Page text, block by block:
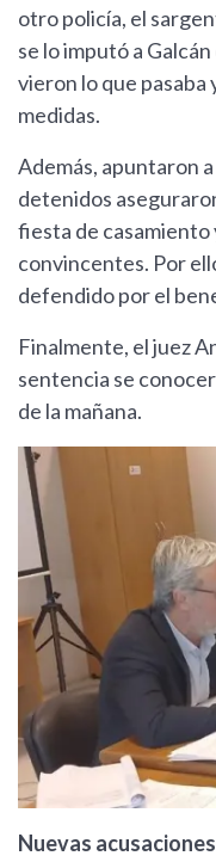
otro policía, el
se lo imputó a
vieron lo que
medidas.
Además, apuntaron
detenidos
fiesta de casamiento
convincentes. Por
defendido por el
Finalmente, el juez
sentencia se
de la mañana.
Nuevas acusaciones